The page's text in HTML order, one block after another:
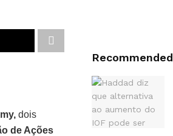
dois
de Ações
Recommended